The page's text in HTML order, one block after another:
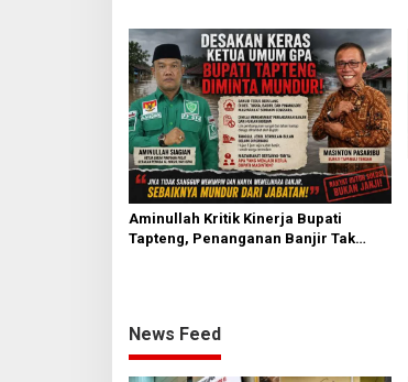
Aminullah Kritik Kinerja Bupati
Tapteng, Penanganan Banjir Tak
News Feed